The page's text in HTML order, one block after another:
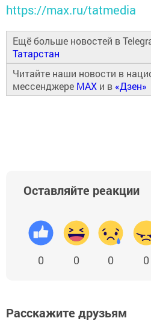
https://max.ru/tatmedia
Ещё больше новостей в
Татарстан
Читайте наши новости в
мессенджере MAX и в «Дзен»
Оставляйте реакции
0 0 0 0
Расскажите друзьям